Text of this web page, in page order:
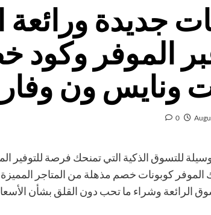
جديدة
الموفر وكود
ونايس ون
0
للتسوق الذكية التي تمنحك فرصة للتوفير
الموفر كوبونات خصم مذهلة من المتاجر
الرائعة وشراء ما تحب دون القلق بشأن